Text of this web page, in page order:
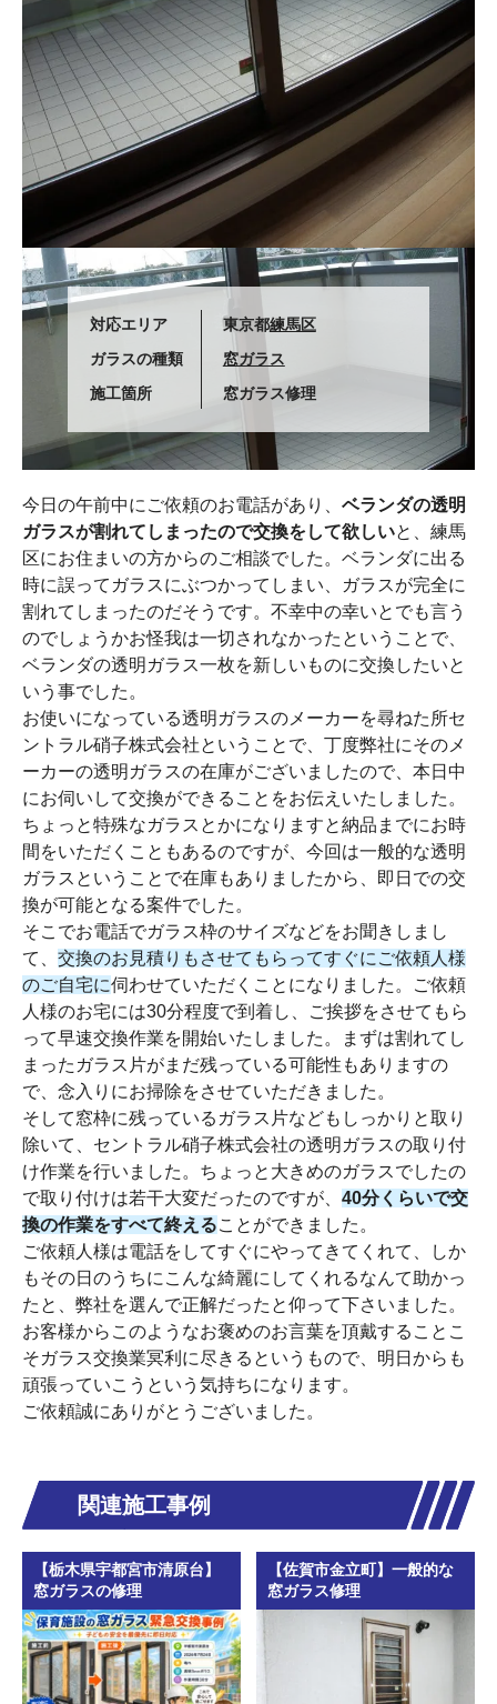
対応エリア 東京都練馬区
ガラスの種類
窓ガラス
施工箇所
窓ガラス修理
今日の午前中にご依頼のお電話があり、 ベランダの透明
ガラスが割れてしまったので交換をして欲しいと、練馬
区にお住まいの方からのご相談でした。ベランダに出る
時に誤ってガラスにぶつかってしまい、ガラスが完全に
割れてしまったのだそうです。不幸中の幸いとでも言う
のでしょうかお怪我は一切されなかったということで、
ベランダの透明ガラス一枚を新しいものに交換したいと
いう事でした。
お使いになっている透明ガラスのメーカーを尋ねた所セ
ントラル硝子株式会社ということで、丁度弊社にそのメ
ーカーの透明ガラスの在庫がございましたので、本日中
にお伺いして交換ができることをお伝えいたしました。
ちょっと特殊なガラスとかになりますと納品までにお時
間をいただくこともあるのですが、今回は一般的な透明
ガラスということで在庫もありましたから、即日での交
換が可能となる案件でした。
そこでお電話でガラス枠のサイズなどをお聞きしまし
て、 交換のお見積りもさせてもらってすぐにご依頼人様
のご自宅に伺わせていただくことになりました。ご依頼
人様のお宅には30分程度で到着し、ご挨拶をさせてもら
って早速交換作業を開始いたしました。まずは割れてし
まったガラス片がまだ残っている可能性もありますの
で、念入りにお掃除をさせていただきました。
そして窓枠に残っているガラス片などもしっかりと取り
除いて、セントラル硝子株式会社の透明ガラスの取り付
け作業を行いました。ちょっと大きめのガラスでしたの
で取り付けは若干大変だったのですが、 40分くらいで交
換の作業をすべて終えることができました。
ご依頼人様は電話をしてすぐにやってきてくれて、しか
もその日のうちにこんな綺麗にしてくれるなんて助かっ
たと、弊社を選んで正解だったと仰って下さいました。
お客様からこのようなお褒めのお言葉を頂戴することこ
そガラス交換業冥利に尽きるというもので、明日からも
頑張っていこうという気持ちになります。
ご依頼誠にありがとうございました。
関連施工事例
【栃木県宇都宮市清原台】
窓ガラスの修理
【佐賀市金立町】一般的な
窓ガラス修理